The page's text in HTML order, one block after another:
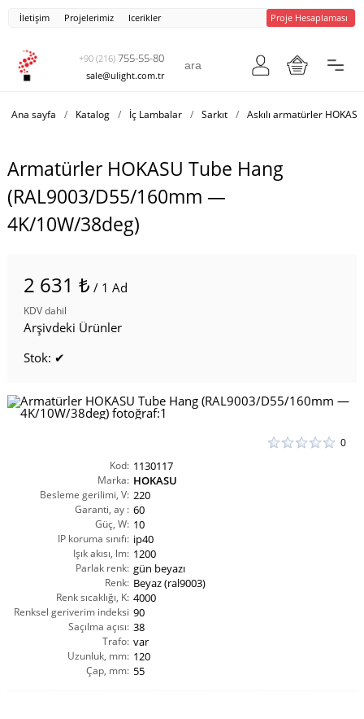
İletişim Projelerimiz Icerikler Proje Hesaplaması
+90 (216) 755-55-80
sale@ulight.com.tr
Ana sayfa / Katalog / İç Lambalar / Sarkıt / Askılı armatürler
Armatürler HOKASU Tube Hang
(RAL9003/D55/160mm —
4K/10W/38deg)
2 631 ₺ / 1 Ad
KDV dahil
Arşivdeki Ürünler
Stok: ✔
0
Kod: 1130117
Marka: HOKASU
Besleme gerilimi, V: 220
Garanti, ay : 60
Güç, W: 10
IP koruma sınıfı: ip40
Işık akısı, lm: 1200
Parlak renk: gün beyazı
Renk: Beyaz (ral9003)
Renk sıcaklığı, K: 4000
Renksel geriverim indeksi
CRI(Ra):
90
Saçılma açısı: 38
Trafo: var
Uzunluk, mm: 120
Çap, mm: 55